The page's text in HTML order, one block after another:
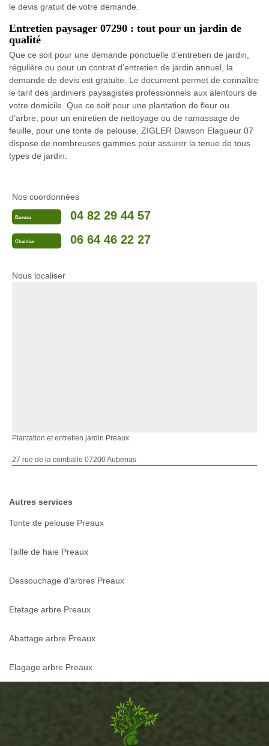
le devis gratuit de votre demande.
Entretien paysager 07290 : tout pour un jardin de
qualité
Que ce soit pour une demande ponctuelle d’entretien de jardin,
régulière ou pour un contrat d’entretien de jardin annuel, la
demande de devis est gratuite. Le document permet de connaître
le tarif des jardiniers paysagistes professionnels aux alentours de
votre domicile. Que ce soit pour une plantation de fleur ou
d’arbre, pour un entretien de nettoyage ou de ramassage de
feuille, pour une tonte de pelouse, ZIGLER Dawson Elagueur 07
dispose de nombreuses gammes pour assurer la tenue de tous
types de jardin.
Nos coordonnées
Bureau 04 82 29 44 57
Chantier 06 64 46 22 27
Nous localiser
Plantation et entretien jardin Preaux
27 rue de la comballe 07200 Aubenas
Autres services
Tonte de pelouse Preaux
Taille de haie Preaux
Dessouchage d'arbres Preaux
Etetage arbre Preaux
Abattage arbre Preaux
Elagage arbre Preaux